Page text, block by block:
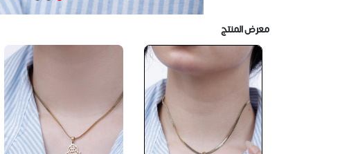
معرض المنتج